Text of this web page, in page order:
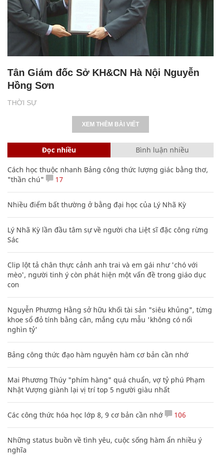
THỜI SỰ
Tân Giám đốc Sở KH&CN Hà Nội Nguyễn
Hồng Sơn
XEM THÊM BÀI VIẾT
Đọc nhiều Bình luận nhiều
Cách học thuộc nhanh Bảng công thức lượng giác bằng thơ,
"thần chú"
17
Nhiều điểm bất thường ở bằng đại học của Lý Nhã Kỳ
Lý Nhã Kỳ lần đầu tâm sự về người cha Liệt sĩ đặc công rừng
Sác
Clip lột tả chân thực cảnh anh trai và em gái như 'chó với
mèo', người tinh ý còn phát hiện một vấn đề trong giáo dục
con
Nguyễn Phương Hằng sở hữu khối tài sản "siêu khủng", từng
khoe sổ đỏ tính bằng cân, mắng cựu mẫu 'không có nổi
nghìn tỷ'
Bảng công thức đạo hàm nguyên hàm cơ bản cần nhớ
Mai Phương Thúy "phím hàng" quá chuẩn, vợ tỷ phú Phạm
Nhật Vượng giành lại vị trí top 5 người giàu nhất
Các công thức hóa học lớp 8, 9 cơ bản cần nhớ 106
Những status buồn về tình yêu, cuộc sống hàm ẩn nhiều ý
nghĩa